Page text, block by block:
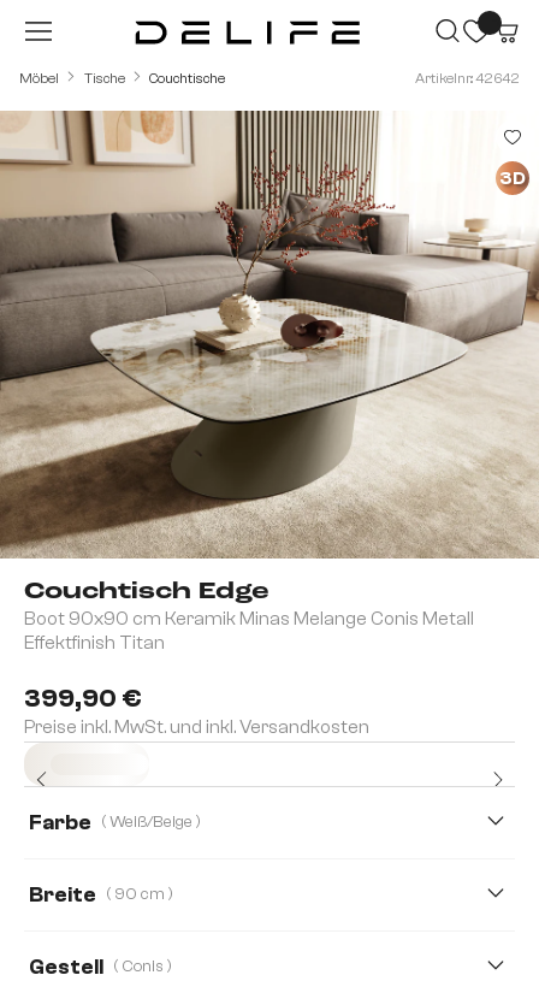
Zum Hauptinhalt springen
Möbel Tische Couchtische Artikelnr.: 42642
Couchtisch Edge
Boot 90x90 cm Keramik Minas Melange Conis Metall
Effektfinish Titan
399,90 €
Preise inkl. MwSt. und inkl. Versandkosten
Farbe ( Weiß/Beige )
Breite ( 90 cm )
Gestell ( Conis )
Bildergalerie überspringen
3D